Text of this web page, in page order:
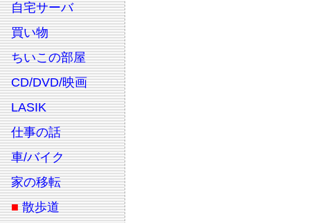
自宅サーバ
買い物
ちいこの部屋
CD/DVD/映画
LASIK
仕事の話
車/バイク
家の移転
■ 散歩道